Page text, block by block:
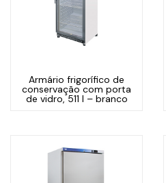
Armário frigorífico de
conservação com porta
de vidro, 511 l – branco